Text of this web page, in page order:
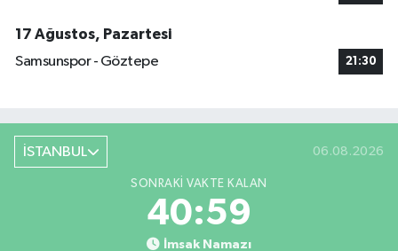
17 Ağustos, Pazartesi
Samsunspor - Göztepe
21:30
İSTANBUL 06.08.2026
SONRAKI VAKTE KALAN
40:58
İmsak Namazı